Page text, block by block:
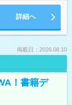
詳細へ
掲載日：2026.08.10
！書籍デ